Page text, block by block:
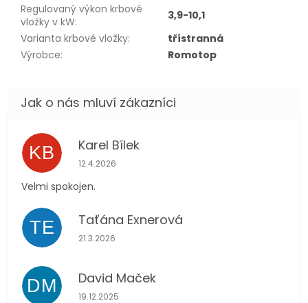
Regulovaný výkon krbové
vložky v kW:
3,9-10,1
Varianta krbové vložky:
třístranná
Výrobce: Romotop
KB Karel Bílek
Hodnocení obchodu je 5 z 5 hvězdiček.
12.4.2026
Velmi spokojen.
TE Taťána Exnerová
Hodnocení obchodu je 5 z 5 hvězdiček.
21.3.2026
DM David Maček
Hodnocení obchodu je 5 z 5 hvězdiček.
19.12.2025